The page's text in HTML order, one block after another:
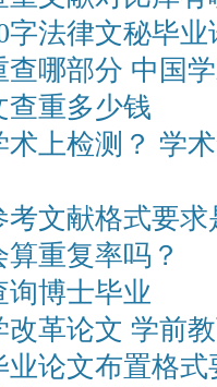
字法律文秘毕
查哪部分 中国
查重多少钱
上检测？ 学
文献格式要
重复率吗？
询博士毕业
革论文 学前
论文布置格式